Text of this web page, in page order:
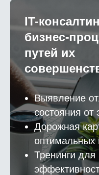
IT-
бизнес-
путей их
Выявление
состояния от
Дорожная
оптимальных
Тренинги